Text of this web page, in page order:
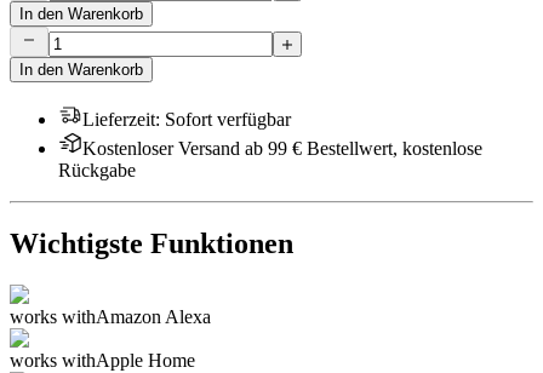
In den Warenkorb
In den Warenkorb
Lieferzeit: Sofort verfügbar
Kostenloser Versand ab 99 € Bestellwert, kostenlose
Rückgabe
Wichtigste Funktionen
works withAmazon Alexa
works withApple Home